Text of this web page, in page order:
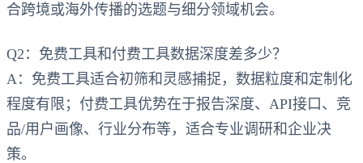
合跨境或海外传播的选题与细分领域机会。
Q2：免费工具和付费工具数据深度差多少？
A：免费工具适合初筛和灵感捕捉，数据粒度和定制化
程度有限；付费工具优势在于报告深度、API接口、竞
品/用户画像、行业分布等，适合专业调研和企业决
策。